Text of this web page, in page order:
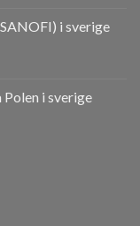
i sverige
i sverige